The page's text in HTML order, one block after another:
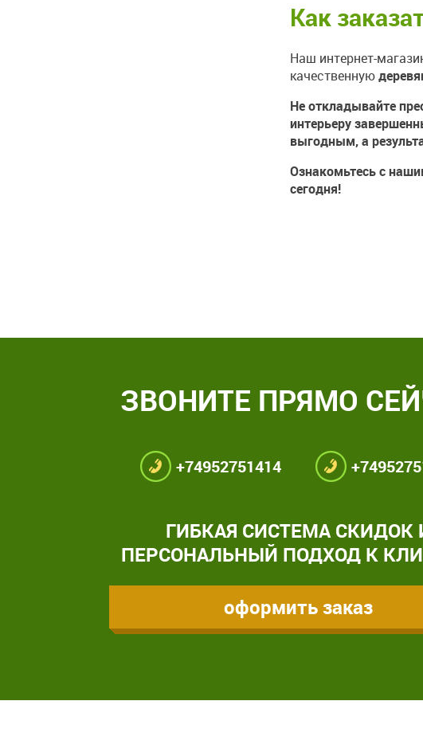
Как
Наш интернет-
качественную
Не откладывайте
интерьеру
выгодным, а
Ознакомьтесь с
сегодня!
ЗВОНИТЕ ПРЯМО
+74952751414
ГИБКАЯ СИСТЕМА СКИДОК
ПЕРСОНАЛЬНЫЙ ПОДХОД К
оформить заказ